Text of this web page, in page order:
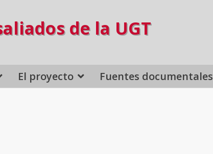
de la UGT
El proyecto Fuentes documentales